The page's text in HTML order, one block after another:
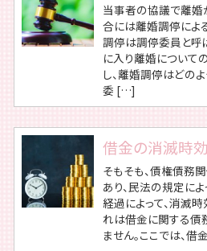
当事者の協議で離婚
合には離婚調停によ
調停は調停委員と
に入り離婚について
し、離婚調停はどの
委 […]
借金の消滅時
そもそも、債権債務
あり、民法の規定によ
経過によって、消滅時
れは借金に関する債
ません。ここでは、